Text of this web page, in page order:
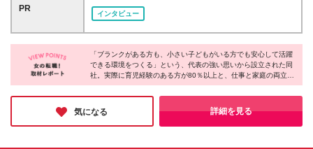
社会復帰をしたい方 ◇出産や育児など、ライフイベ
したい方
合）＋業績賞与あり ※試用期間（6ヶ月）中の条件に
しいという想いがありますので、 初めは時短勤務で
働いた後に、フルタイムへの切り替えも可能です！
★東京23区内（銀座・秋葉原・四谷などが中心）、千
葉、神奈川のお客様先 └勤務地一覧にてクライアント
先住所の一例を記載しております！ ★情報・通信、
不動産業、インターネット関連、コンサルティング・
アウトソーシング、医療関連など… 幅広い業界・業
種とお取引をいただいています ■本社 〒101-0062 東
京都千代田区神田駿河台3-5-15 荒井ビル3階 ※(変更
の範囲)上記を除く当社関連勤務地
PR
インタビュー
「ブランクがある方も、小さい子どもがいる方でも安心して活躍
できる環境をつくる」という、代表の強い思いから設立された同
社。実際に育児経験のある方が80％以上と、仕事と家庭の両立を
させやすい環境は数字にも表れています！また、希望すれば半年
ほどでリーダーとして幅広いお仕事を経験できる点も大きなポイ
ント。「家庭のことも大切にしながらキャリアアップも目指した
い！」そんな方にこそ是非、応募して欲しい企業です♪
気になる 詳細を見る